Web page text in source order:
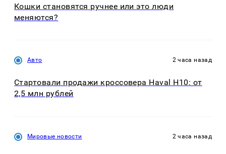
Кошки становятся ручнее или это люди
меняются?
Авто 2 часа назад
Стартовали продажи кроссовера Haval H10: от
2,5 млн рублей
Мировые новости 2 часа назад